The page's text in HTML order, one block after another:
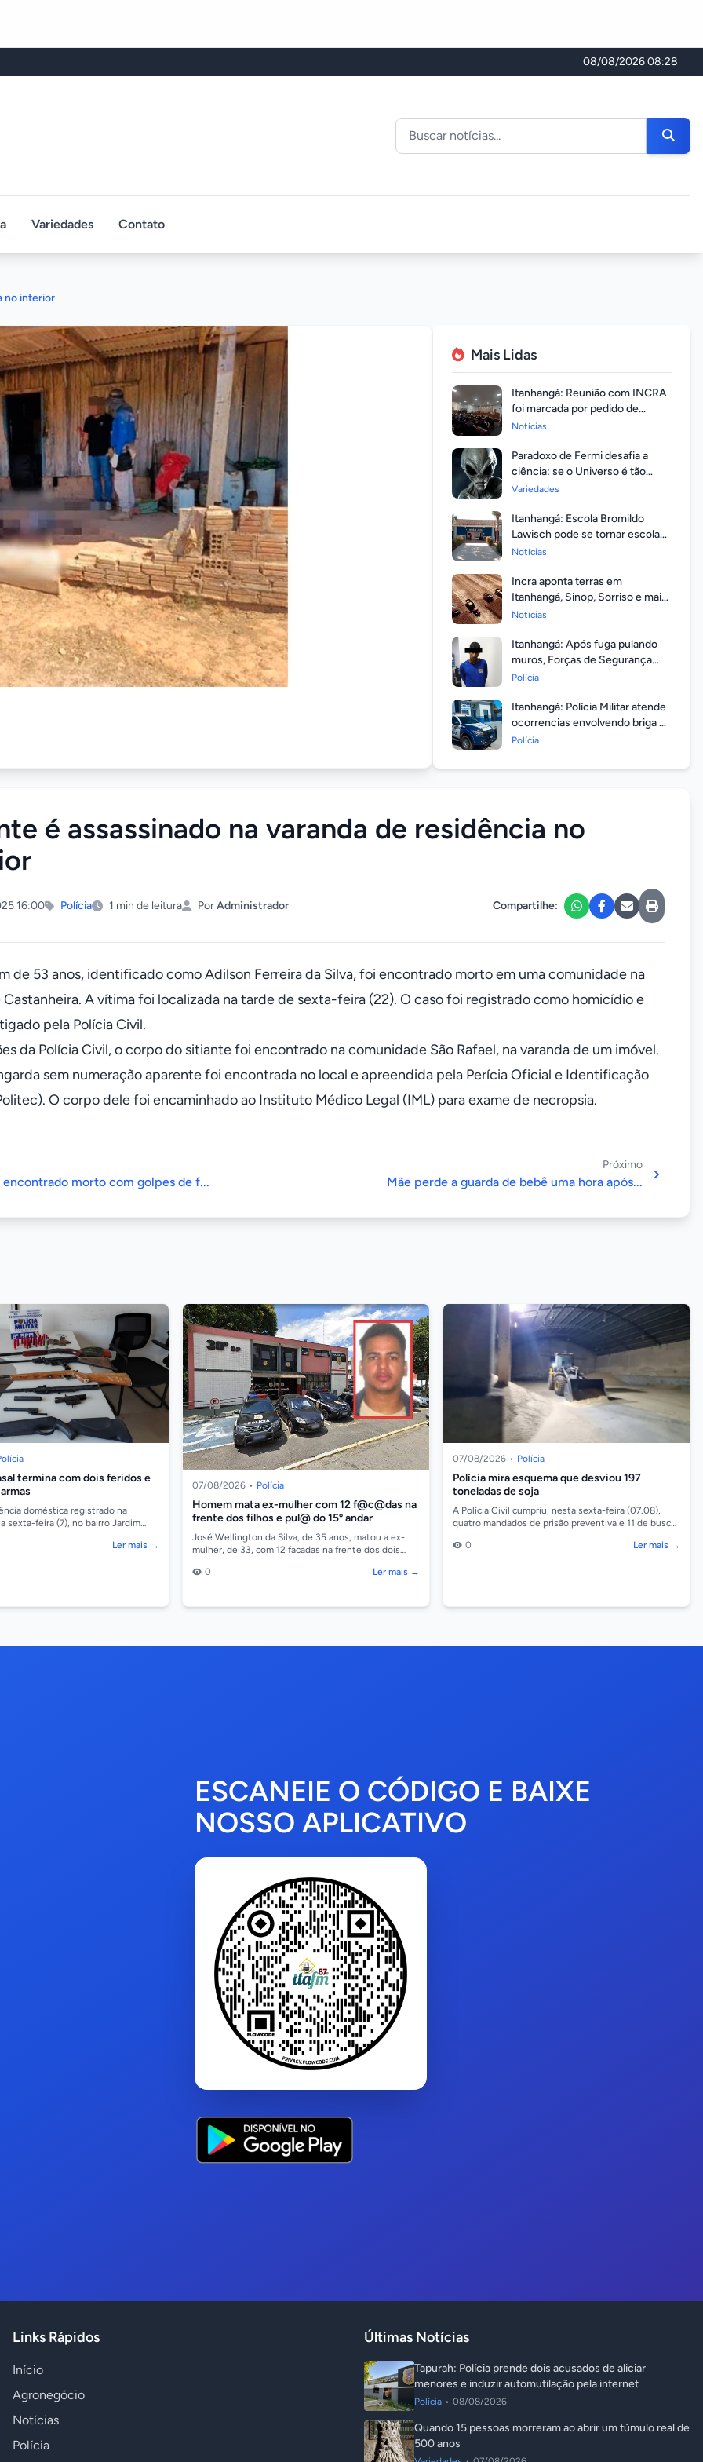
08/08/2026 08:28
Buscar noticias
Variedades Contato
no interior
Mais Lidas
Itanhangá: Reunião com INCRA
foi marcada por pedido de
regularização pela população
Notícias
Paradoxo de Fermi desafia a
ciência: se o Universo é tão
vasto, por que ninguém
Variedades
Itanhangá: Escola Bromildo
Lawisch pode se tornar escola
cívico-militar
Notícias
Incra aponta terras em
Itanhangá, Sinop, Sorriso e mais
14 entre as com maior
Notícias
Itanhangá: Após fuga pulando
muros, Forças de Segurança
prendem homem com mandato
Polícia
Itanhangá: Polícia Militar atende
ocorrencias envolvendo briga de
casais durante feriado
Polícia
é assassinado na varanda de residência no
16:00 Polícia 1 min de leitura PorAdministrador Compartilhe:
de 53 anos, identificado como Adilson Ferreira da Silva, foi encontrado morto em uma comunidade na
A vítima foi localizada na tarde de sexta-feira (22). O caso foi registrado como homicídio e
pela Polícia Civil.
da Polícia Civil, o corpo do sitiante foi encontrado na comunidade São Rafael, na varanda de um imóvel.
sem numeração aparente foi encontrada no local e apreendida pela Perícia Oficial e Identificação
O corpo dele foi encaminhado ao Instituto Médico Legal (IML) para exame de necropsia.
encontrado morto com golpes de f...
Próximo
Mãe perde a guarda de bebê uma hora após...
termina com dois feridos e
doméstica registrado na
sexta-feira (7), no bairro Jardim
Ler mais →
07/08/2026 • Polícia
Homem mata ex-mulher com 12 f@c@das na
frente dos filhos e pul@ do 15º andar
José Wellington da Silva, de 35 anos, matou a ex-
mulher, de 33, com 12 facadas na frente dos dois
0
Ler mais →
07/08/2026 • Polícia
Polícia mira esquema que desviou 197
toneladas de soja
A Polícia Civil cumpriu, nesta sexta-feira (07.08),
quatro mandados de prisão preventiva e 11 de busca
0
Ler mais →
ESCANEIE O CÓDIGO E BAIXE
NOSSO APLICATIVO
Links Rápidos
Início
Agronegócio
Notícias
Polícia
Últimas Notícias
Tapurah: Polícia prende dois acusados de aliciar
menores e induzir automutilação pela internet
Polícia • 08/08/2026
Quando 15 pessoas morreram ao abrir um túmulo real de
500 anos